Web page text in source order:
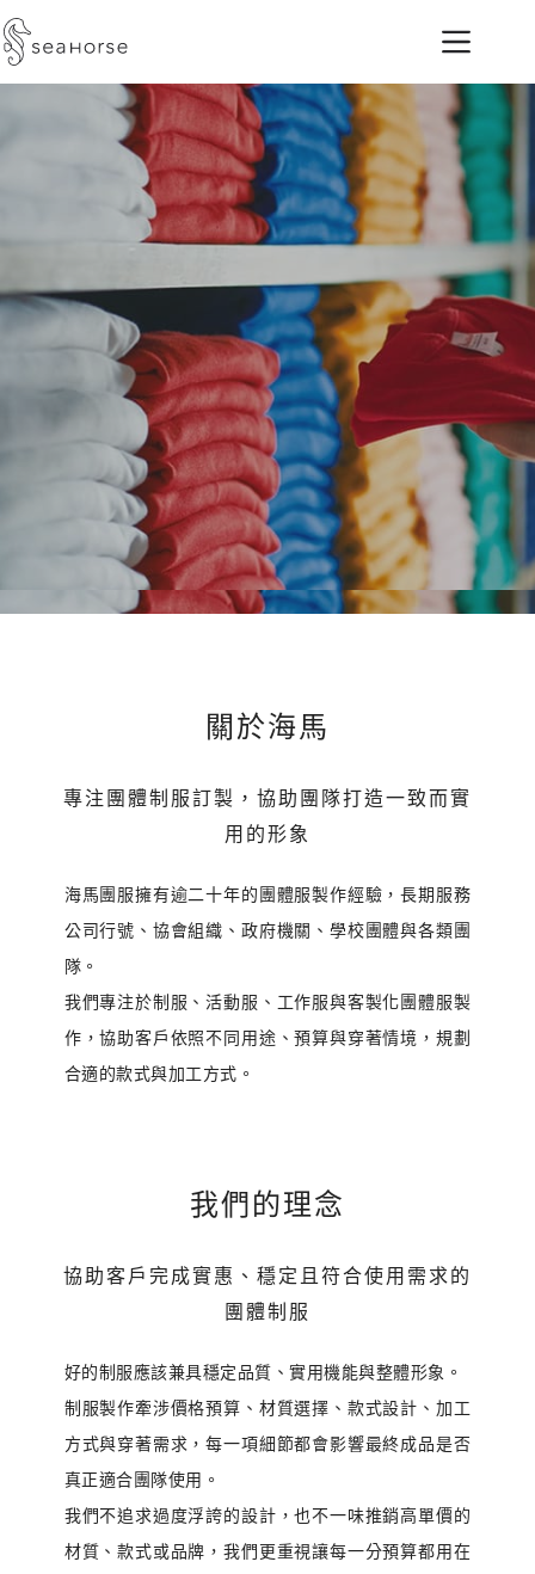
關於海馬
專注團體制服訂製，協助團隊打造一致而實
用的形象
海馬團服擁有逾二十年的團體服製作經驗，長期服務
公司行號、協會組織、政府機關、學校團體與各類團
隊。
我們專注於制服、活動服、工作服與客製化團體服製
作，協助客戶依照不同用途、預算與穿著情境，規劃
合適的款式與加工方式。
我們的理念
協助客戶完成實惠、穩定且符合使用需求的
團體制服
好的制服應該兼具穩定品質、實用機能與整體形象。
制服製作牽涉價格預算、材質選擇、款式設計、加工
方式與穿著需求，每一項細節都會影響最終成品是否
真正適合團隊使用。
我們不追求過度浮誇的設計，也不一味推銷高單價的
材質、款式或品牌，我們更重視讓每一分預算都用在